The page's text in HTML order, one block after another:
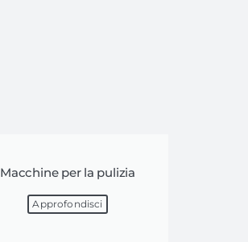
Macchine per la pulizia
Approfondisci